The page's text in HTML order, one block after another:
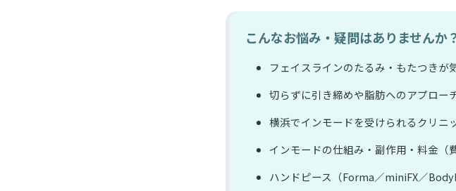
こんなお悩み・疑問はありませんか
フェイスラインのたるみ・もたつきが
切らずに引き締めや脂肪へのアプロー
横浜でインモードを受けられるクリニ
インモードの仕組み・副作用・料金（
ハンドピース（Forma／miniFX／